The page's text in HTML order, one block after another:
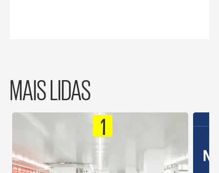
MAIS LIDAS
1